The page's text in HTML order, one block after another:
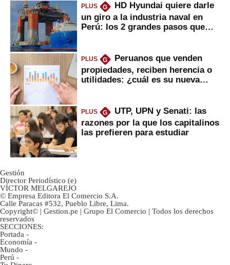
PLUS G
HD Hyundai quiere darle
un giro a la industria naval en
Perú: los 2 grandes pasos que
PLUS G
Peruanos que venden
propiedades, reciben herencia o
utilidades: ¿cuál es su nueva
PLUS G
UTP, UPN y Senati: las
razones por la que los capitalinos
las prefieren para estudiar
Gestión
Director Periodístico (e)
VÍCTOR MELGAREJO
© Empresa Editora El Comercio S.A.
Calle Paracas #532, Pueblo Libre, Lima.
Copyright© | Gestion.pe | Grupo El Comercio | Todos los derechos
reservados
SECCIONES:
Portada -
Economía -
Mundo -
Perú -